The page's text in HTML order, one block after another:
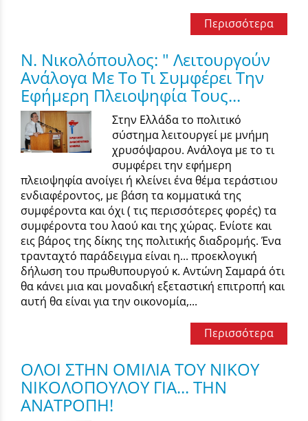
Περισσότερα
Ν. Νικολόπουλος: " Λειτουργούν
Ανάλογα Με Το Τι Συμφέρει Την
Εφήμερη Πλειοψηφία Τους...
Στην Ελλάδα το πολιτικό
σύστημα λειτουργεί με μνήμη
χρυσόψαρου. Ανάλογα με το τι
συμφέρει την εφήμερη
πλειοψηφία ανοίγει ή κλείνει ένα θέμα τεράστιου
ενδιαφέροντος, με βάση τα κομματικά της
συμφέροντα και όχι ( τις περισσότερες φορές) τα
συμφέροντα του λαού και της χώρας. Ενίοτε και
εις βάρος της δίκης της πολιτικής διαδρομής. Ένα
τρανταχτό παράδειγμα είναι η... προεκλογική
δήλωση του πρωθυπουργού κ. Αντώνη Σαμαρά ότι
θα κάνει μια και μοναδική εξεταστική επιτροπή και
αυτή θα είναι για την οικονομία,...
Περισσότερα
ΟΛΟΙ ΣΤΗΝ ΟΜΙΛΙΑ ΤΟΥ ΝΙΚΟΥ
ΝΙΚΟΛΟΠΟΥΛΟΥ ΓΙΑ... ΤΗΝ
ΑΝΑΤΡΟΠΗ!